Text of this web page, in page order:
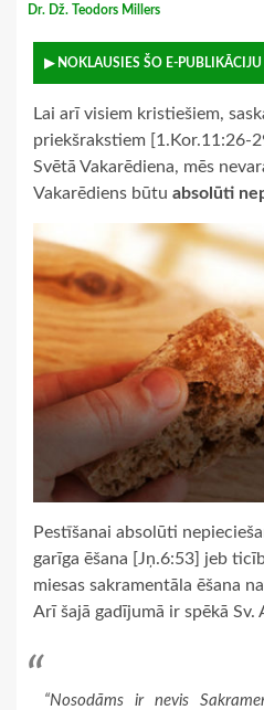
Dr. Dž. Teodors Millers
▶ NOKLAUSIES ŠO E-PUBLIKĀCIJU
Lai arī visiem kristiešiem,
priekšrakstiem [1.Kor.11:26-
Svētā Vakarēdiena, mēs
Vakarēdiens būtu absolūti
Pestīšanai absolūti
garīga ēšana [Jņ.6:53] jeb
miesas sakramentāla ēšana
Arī šajā gadījumā ir spēkā Sv.
“Nosodāms ir nevis